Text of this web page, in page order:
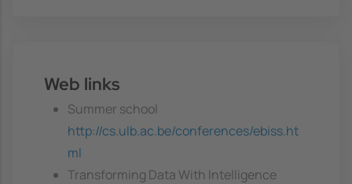
Web links
Summer school
http://cs.ulb.ac.be/conferences/ebiss.ht
ml
Transforming Data With Intelligence